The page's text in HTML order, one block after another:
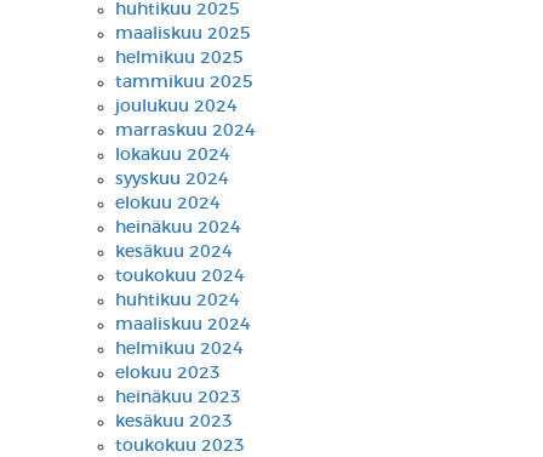
huhtikuu 2025
maaliskuu 2025
helmikuu 2025
tammikuu 2025
joulukuu 2024
marraskuu 2024
lokakuu 2024
syyskuu 2024
elokuu 2024
heinäkuu 2024
kesäkuu 2024
toukokuu 2024
huhtikuu 2024
maaliskuu 2024
helmikuu 2024
elokuu 2023
heinäkuu 2023
kesäkuu 2023
toukokuu 2023